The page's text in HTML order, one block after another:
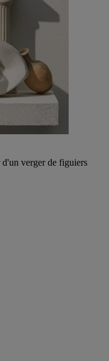
verger de figuiers